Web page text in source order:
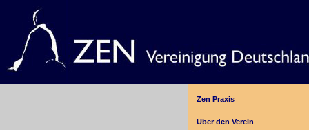
Zen Praxis
Über den Verein